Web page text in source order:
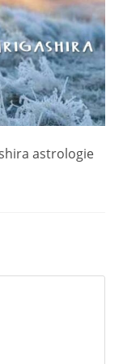
astrologie